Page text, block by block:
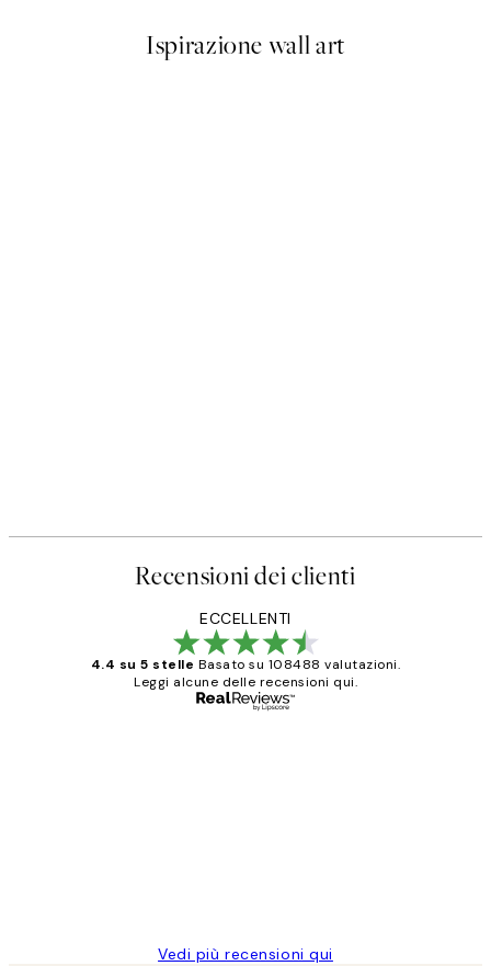
Ispirazione wall art
Recensioni dei clienti
ECCELLENTI
4.4 su 5 stelle Basato su 108488 valutazioni.
Leggi alcune delle recensioni qui.
Vedi più recensioni qui